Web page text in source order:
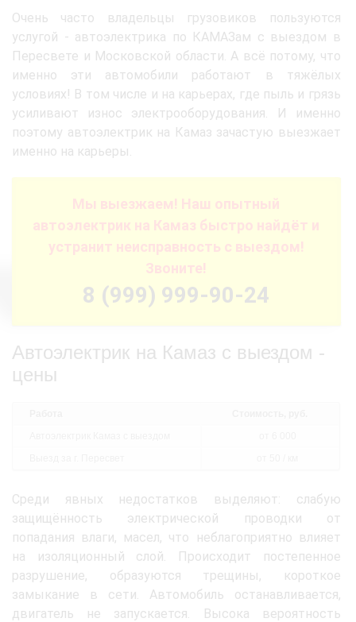
Очень часто владельцы грузовиков пользуются
услугой - автоэлектрика по КАМАЗам с выездом в
Пересвете и Московской области. А всё потому, что
именно эти автомобили работают в тяжёлых
условиях! В том числе и на карьерах, где пыль и грязь
усиливают износ электрооборудования. И именно
поэтому автоэлектрик на Камаз зачастую выезжает
именно на карьеры.
Мы выезжаем! Наш опытный
автоэлектрик на Камаз быстро найдёт и
устранит неисправность с выездом!
Звоните!
8 (999) 999-90-24
Автоэлектрик на Камаз с выездом -
цены
Среди явных недостатков выделяют: слабую
защищённость электрической проводки от
попадания влаги, масел, что неблагоприятно влияет
на изоляционный слой. Происходит постепенное
разрушение, образуются трещины, короткое
замыкание в сети. Автомобиль останавливается,
двигатель не запускается. Высока вероятность